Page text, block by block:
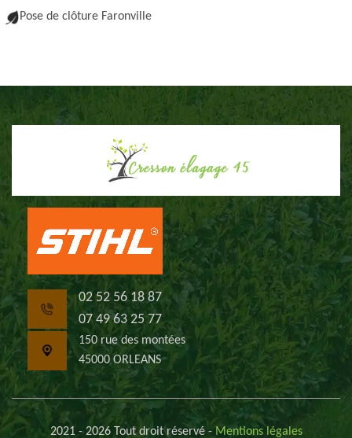
Pose de clôture Faronville
02 52 56 18 87
07 49 63 25 77
150 rue des montées
45000 ORLEANS
2021 - 2026 Tout droit réservé - Mentions légales